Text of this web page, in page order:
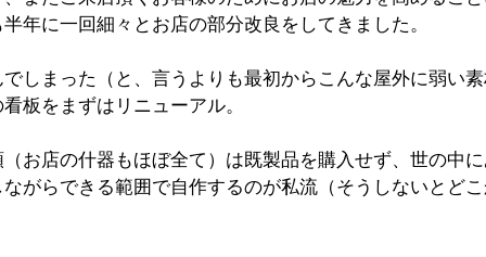
年に一回細々とお店の部分改良をしてきました。
しまった（と、言うよりも最初からこんな屋外に弱い
板をまずはリニューアル。
お店の什器もほぼ全て）は既製品を購入せず、世の中
がらできる範囲で自作するのが私流（そうしないとど